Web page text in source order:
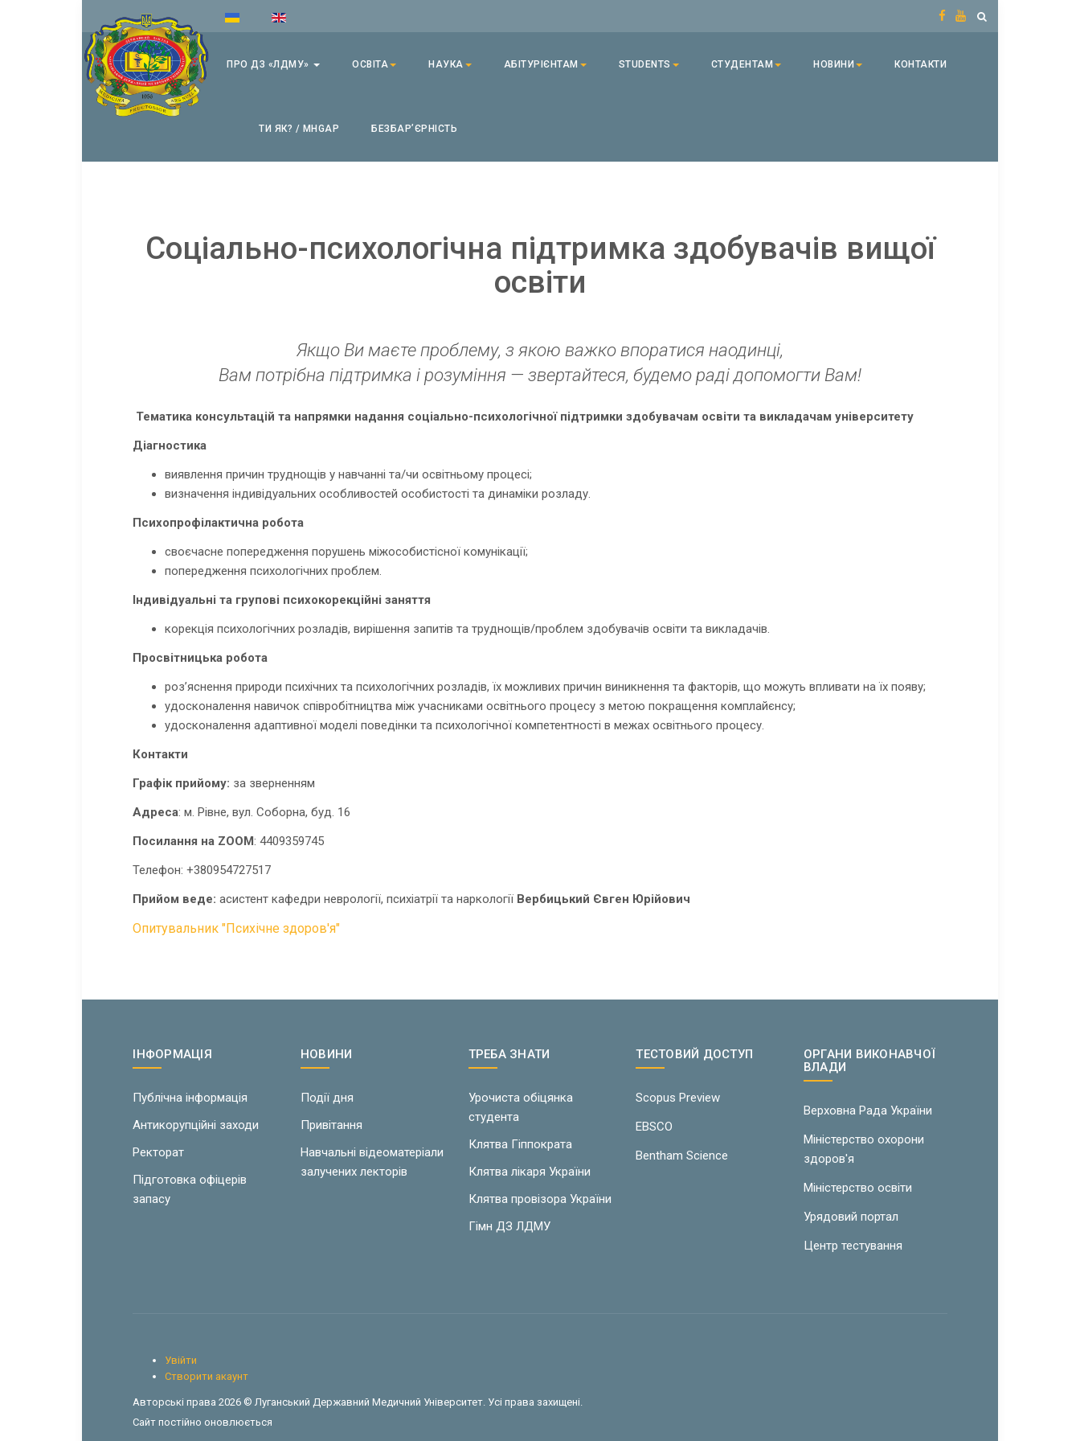
ПРО ДЗ «ЛДМУ» ОСВІТА НАУКА АБІТУРІЄНТАМ STUDENTS СТУДЕНТАМ НОВИНИ КОНТАКТИ
ТИ ЯК? / MHGAP БЕЗБАРʼЄРНІСТЬ
Соціально-психологічна підтримка здобувачів вищої
освіти
Якщо Ви маєте проблему, з якою важко впоратися наодинці,
Вам потрібна підтримка і розуміння — звертайтеся, будемо раді допомогти Вам!
Тематика консультацій та напрямки надання соціально-психологічної підтримки здобувачам освіти та викладачам університету
Діагностика
виявлення причин труднощів у навчанні та/чи освітньому процесі;
визначення індивідуальних особливостей особистості та динаміки розладу.
Психопрофілактична робота
своєчасне попередження порушень міжособистісної комунікації;
попередження психологічних проблем.
Індивідуальні та групові психокорекційні заняття
корекція психологічних розладів, вирішення запитів та труднощів/проблем здобувачів освіти та викладачів.
Просвітницька робота
роз’яснення природи психічних та психологічних розладів, їх можливих причин виникнення та факторів, що можуть впливати на їх появу;
удосконалення навичок співробітництва між учасниками освітнього процесу з метою покращення комплайєнсу;
удосконалення адаптивної моделі поведінки та психологічної компетентності в межах освітнього процесу.
Контакти
Графік прийому: за зверненням
Адреса: м. Рівне, вул. Соборна, буд. 16
Посилання на ZOOM: 4409359745
Телефон: +380954727517
Прийом веде:асистент кафедри неврології, психіатрії та наркології Вербицький Євген Юрійович
Опитувальник "Психічне здоров'я"
ІНФОРМАЦІЯ
Публічна інформація
Антикорупційні заходи
Ректорат
Підготовка офіцерів
запасу
НОВИНИ
Події дня
Привітання
Навчальні відеоматеріали
залучених лекторів
ТРЕБА ЗНАТИ
Урочиста обіцянка
студента
Клятва Гіппократа
Клятва лікаря України
Клятва провізора України
Гімн ДЗ ЛДМУ
ТЕСТОВИЙ ДОСТУП
Scopus Preview
EBSCO
Bentham Science
ОРГАНИ ВИКОНАВЧОЇ
ВЛАДИ
Верховна Рада України
Міністерство охорони
здоров'я
Міністерство освіти
Урядовий портал
Центр тестування
Увійти
Створити акаунт
Авторські права 2026 © Луганський Державний Медичний Університет. Усі права захищені.
Сайт постійно оновлюється